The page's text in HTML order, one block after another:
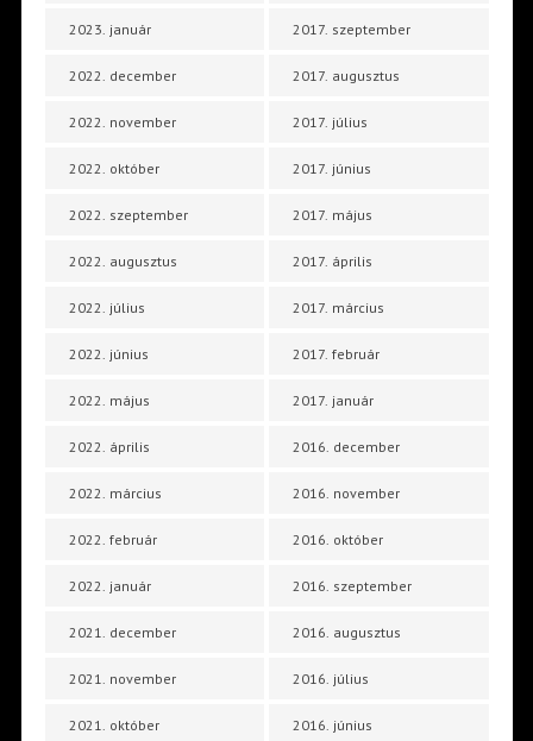
2023. január
2022. december
2022. november
2022. október
2022. szeptember
2022. augusztus
2022. július
2022. június
2022. május
2022. április
2022. március
2022. február
2022. január
2021. december
2021. november
2021. október
2017. szeptember
2017. augusztus
2017. július
2017. június
2017. május
2017. április
2017. március
2017. február
2017. január
2016. december
2016. november
2016. október
2016. szeptember
2016. augusztus
2016. július
2016. június